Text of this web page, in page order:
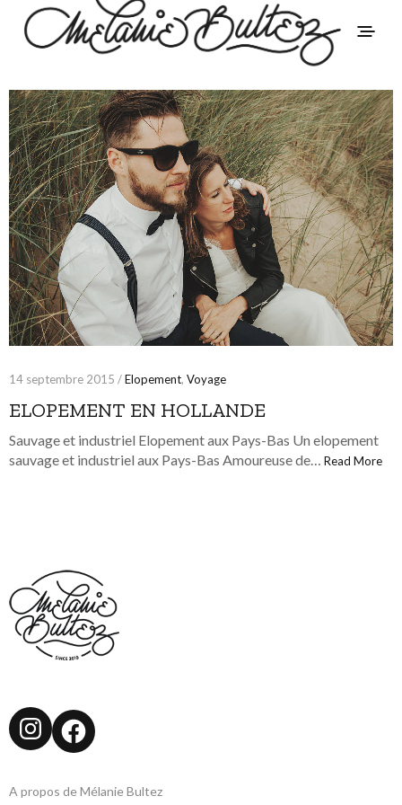
14 septembre 2015 /Elopement, Voyage
ELOPEMENT EN HOLLANDE
Sauvage et industriel Elopement aux Pays-Bas Un elopement
sauvage et industriel aux Pays-Bas Amoureuse de… Read More
Instagram
Facebook
A propos de Mélanie Bultez